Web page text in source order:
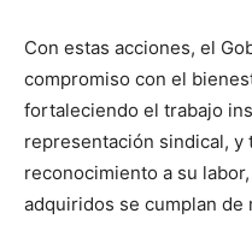
Con estas acciones, el
compromiso con el
fortaleciendo el trabajo
representación sindical, y
reconocimiento a su
adquiridos se cumplan de